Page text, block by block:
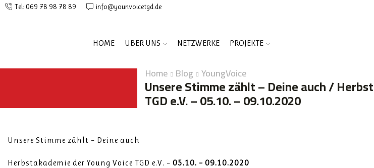
Tel: 069 78 98 78 89 info@younvoicetgd.de
HOME ÜBER UNS NETZWERKE PROJEKTE
Home Blog YoungVoice
Unsere Stimme zählt – Deine auch /
TGD e.V. – 05.10. – 09.10.2020
Unsere Stimme zählt – Deine auch
Herbstakademie der Young Voice TGD e.V. – 05.10. – 09.10.2020